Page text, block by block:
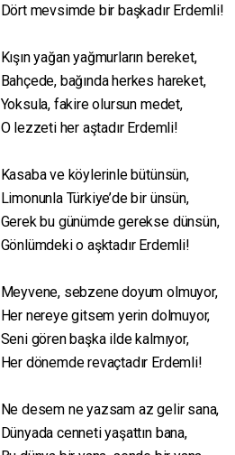
Dört mevsimde bir başkadır Erdemli!
Kışın yağanyağmurların bereket,
Bahçede, bağında herkes hareket,
Yoksula, fakire olursun medet,
O lezzeti her aştadır Erdemli!
Kasaba ve köylerinle bütünsün,
Limonunla Türkiye’de bir ünsün,
Gerek bu günümde gerekse dünsün,
Gönlümdeki oaşktadır Erdemli!
Meyvene, sebzene doyum olmuyor,
Her nereye gitsem yerin dolmuyor,
Seni gören başka ilde kalmıyor,
Her dönemde revaçtadır Erdemli!
Ne desem ne yazsam az gelir sana,
Dünyada cenneti yaşattın bana,